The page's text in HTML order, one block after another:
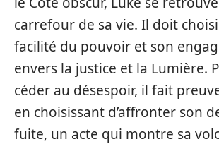
carrefour de sa vie. Il doit
facilité du pouvoir et son
envers la justice et la Lumière.
céder au désespoir, il fait
en choisissant d’affronter son
fuite, un acte qui montre sa